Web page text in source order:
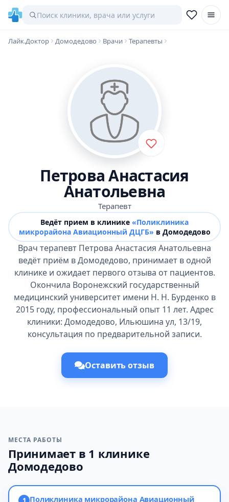
Лайк.Доктор Домодедово Врачи Терапевты
Петрова Анастасия
Анатольевна
Терапевт
Ведёт прием в клинике «Поликлиника
микрорайона Авиационный ДЦГБ» в Домодедово
Врач терапевт Петрова Анастасия Анатольевна
ведёт приём в Домодедово, принимает в одной
клинике и ожидает первого отзыва от пациентов.
Окончила Воронежский государственный
медицинский университет имени Н. Н. Бурденко в
2015 году, профессиональный опыт 11 лет. Адрес
клиники: Домодедово, Ильюшина ул, 13/19,
консультация по предварительной записи.
Оставить отзыв
МЕСТА РАБОТЫ
Принимает в 1 клинике
Домодедово
Поликлиника микрорайона Авиационный